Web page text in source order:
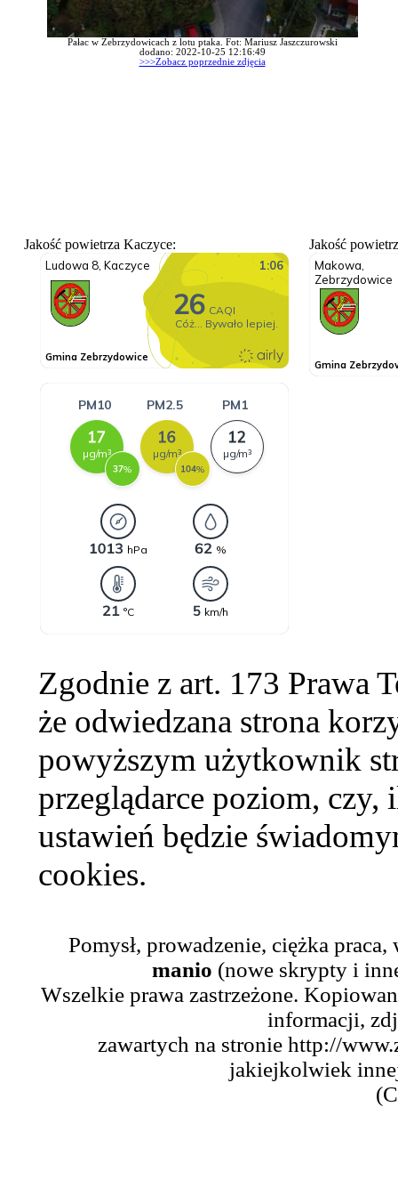
Pałac w Zebrzydowicach z lotu ptaka. Fot: Mariusz Jaszczurowski
dodano: 2022-10-25 12:16:49
>>>Zobacz poprzednie zdjęcia
Jakość powietrza Kaczyce: Jakość
Zgodnie z art. 173 Prawa
że odwiedzana strona
powyższym użytkownik
przeglądarce poziom,
ustawień będzie
cookies.
Pomysł, prowadzenie, ciężka
manio (nowe skrypty i
Wszelkie prawa zastrzeżone.
informacji,
zawartych na stronie http://
jakiejkolwiek